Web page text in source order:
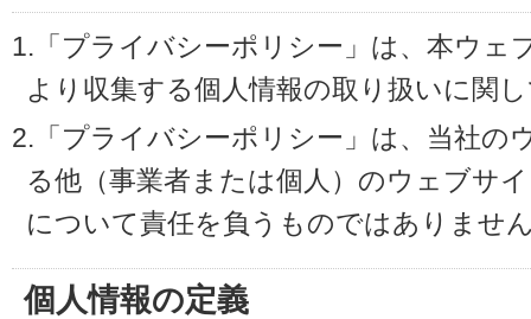
1.「プライバシーポリシー」は、本ウェ
より収集する個人情報の取り扱いに関
2.「プライバシーポリシー」は、当社の
る他（事業者または個人）のウェブサ
について責任を負うものではありませ
個人情報の定義